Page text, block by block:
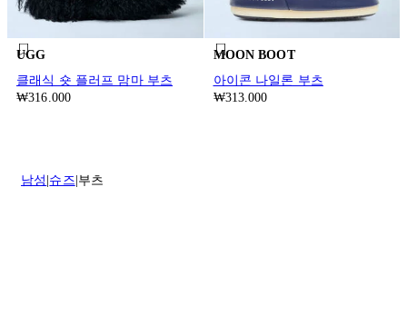
UGG
클래식 숏 플러프 맘마 부츠
₩316.000
MOON BOOT
아이콘 나일론 부츠
₩313.000
남성 슈즈 부츠